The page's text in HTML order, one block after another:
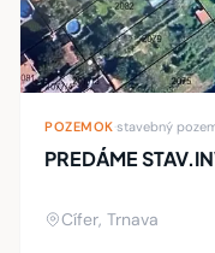
POZEMOK stavebný
PREDÁME
Cífer, Trnava